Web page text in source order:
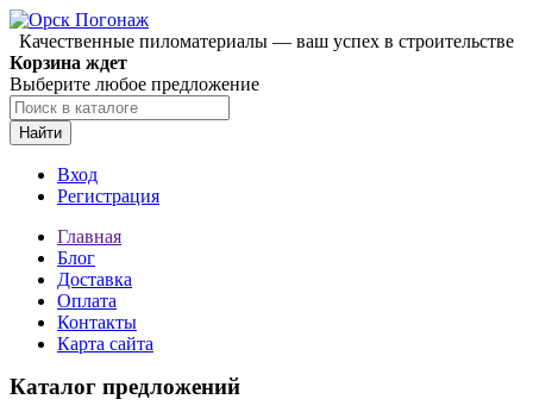
Качественные пиломатериалы — ваш успех в строительстве
Корзина ждет
Выберите любое предложение
Найти
Вход
Регистрация
Главная
Блог
Доставка
Оплата
Контакты
Карта сайта
Каталог предложений